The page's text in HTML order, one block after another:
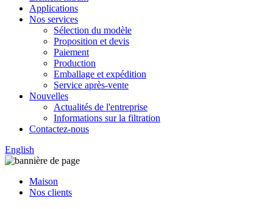
Applications
Nos services
Sélection du modèle
Proposition et devis
Paiement
Production
Emballage et expédition
Service après-vente
Nouvelles
Actualités de l'entreprise
Informations sur la filtration
Contactez-nous
English
Maison
Nos clients